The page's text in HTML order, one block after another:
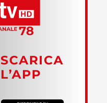
SCARICA
L’APP